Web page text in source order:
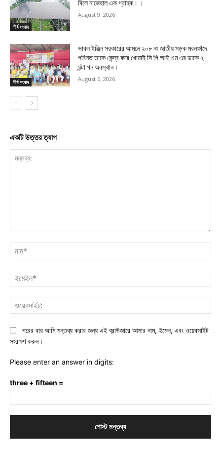
শীর্ষ সংবাদ
বিলে নাজেহাল এক গ্রাহক। ।
August 9, 2026
শীর্ষ সংবাদ
ভাবল ইঞ্জিন সরকারের আমলে ২০৮ নং জাতীয় সড়ক মরনফাঁদে
পরিনত তাকে কেন্দ্র করে খোয়াই সি পি আই এম এর ডাকে ২
ঘন্টা গন অবস্থান।
August 6, 2026
একটি উত্তর ত্যাগ
পরের বার আমি মন্তব্য করার জন্য এই ব্রাউজারে আমার নাম, ইমেল, এবং ওয়েবসাইট
সংরক্ষণ করুন।
Please enter an answer in digits:
three + fifteen =